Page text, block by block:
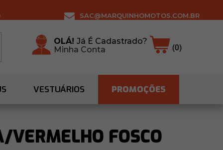
SAC@MARQUINHOMOTOS.COM.BR
OLÁ!Já É Cadastrado?
Minha Conta
(0)
VESTUÁRIOS PROMOÇÕES
VERMELHO FOSCO